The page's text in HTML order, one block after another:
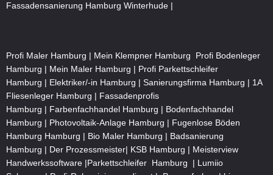
Fassadensanierung Hamburg Winterhude |
Profi Maler Hamburg Mein Klempner Hamburg
Profi Bodenleger
Hamburg
Mein Maler Hamburg
Profi Parkettschleifer
Hamburg
Elektriker/-in Hamburg Sanierungsfirma Hamburg
1A
Fliesenleger Hamburg
Fassadenprofis
Hamburg
Farbenfachhandel Hamburg
Bodenfachhandel
Hamburg
Photovoltaik-Anlage Hamburg
Fugenlose Böden
Hamburg Hamburg
Bio Maler Hamburg
Badsanierung
Hamburg
Der Prozessmeister KSB Hamburg
Meisterview
Handwerkssoftware |
Parkettschleifer Hamburg
Lumiio